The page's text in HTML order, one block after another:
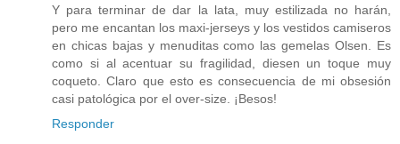
Y para terminar de dar la lata, muy estilizada no harán,
pero me encantan los maxi-jerseys y los vestidos camiseros
en chicas bajas y menuditas como las gemelas Olsen. Es
como si al acentuar su fragilidad, diesen un toque muy
coqueto. Claro que esto es consecuencia de mi obsesión
casi patológica por el over-size. ¡Besos!
Responder